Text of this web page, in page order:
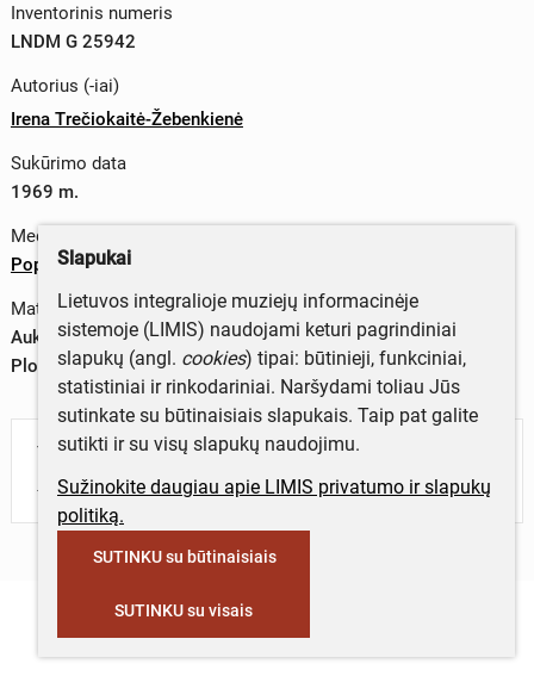
Inventorinis numeris
LNDM G 25942
Autorius (-iai)
Irena Trečiokaitė-Žebenkienė
Sukūrimo data
1969 m.
Medžiagos
Popierius
Matmenys
Aukštis – 18 cm
Plotis – 12 cm
Turite daugiau informacijos apie objektą?
Parašykite mums!
Slapukai
Lietuvos integralioje muziejų informacinėje
sistemoje (LIMIS) naudojami keturi pagrindiniai
slapukų (angl. cookies) tipai: būtinieji, funkciniai,
statistiniai ir rinkodariniai. Naršydami toliau Jūs
sutinkate su būtinaisiais slapukais. Taip pat galite
sutikti ir su visų slapukų naudojimu.
Sužinokite daugiau apie LIMIS privatumo ir slapukų
politiką.
SUTINKU su būtinaisiais
SUTINKU su visais